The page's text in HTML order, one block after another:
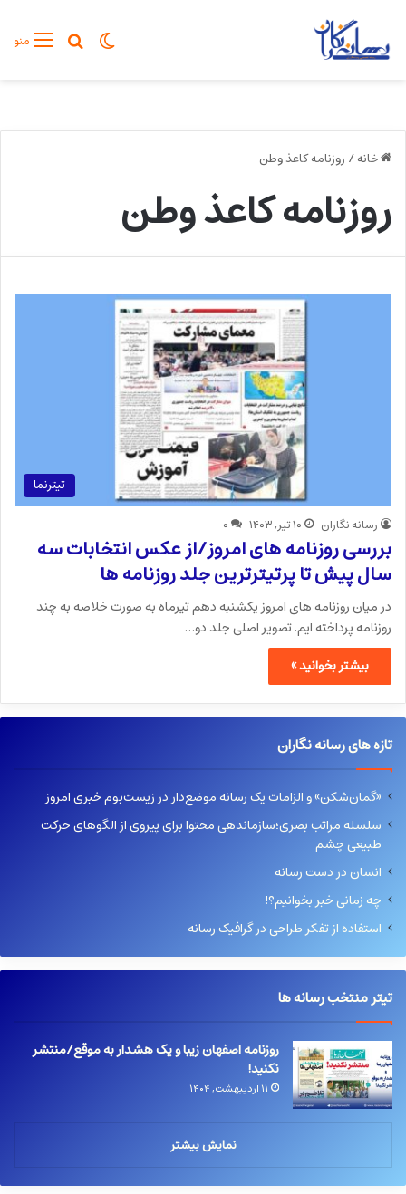
منوجستجو
تغییر پوسته
خانه/ روزنامه کاعذ وطن
روزنامه کاعذ وطن
تیترنما
رسانه نگاران ۱۰ تیر, ۱۴۰۳ ۰
بررسی روزنامه های امروز/از عکس انتخابات سه
سال پیش تا پرتیترترین جلد روزنامه ها
در میان روزنامه های امروز یکشنبه دهم تیرماه به صورت خلاصه به چند
روزنامه پرداخته ایم. تصویر اصلی جلد دو…
بیشتر بخوانید »
تازه های رسانه نگاران
«گمان‌شکن» و الزامات یک رسانه موضع‌دار در زیست‌بوم خبری امروز
سلسله مراتب بصری؛سازماندهی محتوا برای پیروی از الگوهای حرکت
طبیعی چشم
انسان در دست رسانه
چه زمانی خبر بخوانیم؟!
استفاده از تفکر طراحی در گرافیک رسانه
تیتر منتخب رسانه ها
روزنامه اصفهان زیبا و یک هشدار به موقع/منتشر
نکنید!
۱۱ اردیبهشت, ۱۴۰۴
نمایش بیشتر